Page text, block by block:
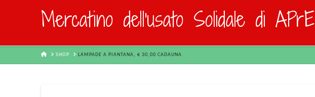
Mercatino dell'usato Solidale di APrE
HOMESHOP LAMPADE A PIANTANA, € 30,00 CADAUNA